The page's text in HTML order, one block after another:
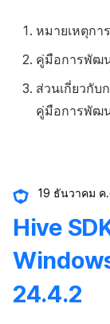
หมายเหตุกา
คู่มือการพัฒน
ส่วนเกี่ยวกับ
คู่มือการพัฒ
19 ธันวาคม ค
Hive
24.4.2